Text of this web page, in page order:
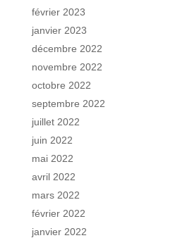
février 2023
janvier 2023
décembre 2022
novembre 2022
octobre 2022
septembre 2022
juillet 2022
juin 2022
mai 2022
avril 2022
mars 2022
février 2022
janvier 2022